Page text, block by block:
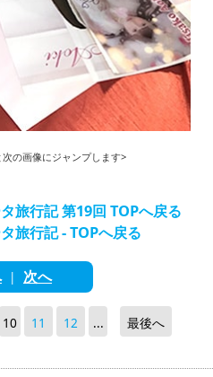
の画像にジャンプします>
旅行記 第19回 TOPへ戻る
旅行記 - TOPへ戻る
| 次へ
10 11 12 ... 最後へ